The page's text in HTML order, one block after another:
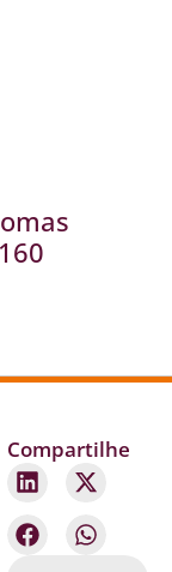
Compartilhe